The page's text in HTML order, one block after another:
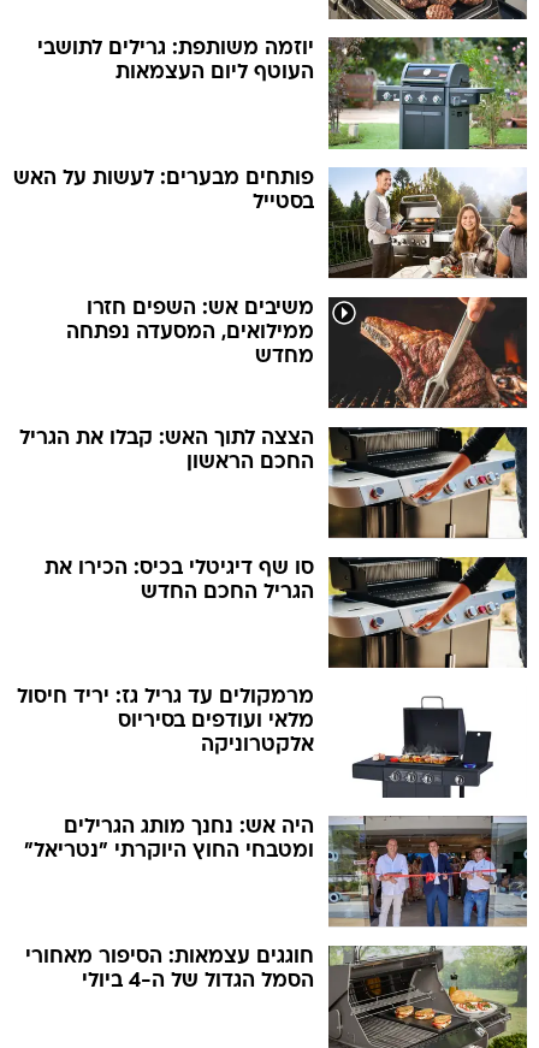
יוזמה משותפת: גרילים לתושבי
העוטף ליום העצמאות
פותחים מבערים: לעשות על האש
בסטייל
משיבים אש: השפים חזרו
ממילואים, המסעדה נפתחה
מחדש
הצצה לתוך האש: קבלו את הגריל
החכם הראשון
סו שף דיגיטלי בכיס: הכירו את
הגריל החכם החדש
מרמקולים עד גריל גז: יריד חיסול
מלאי ועודפים בסיריוס
אלקטרוניקה
היה אש: נחנך מותג הגרילים
ומטבחי החוץ היוקרתי "נטריאל"
חוגגים עצמאות: הסיפור מאחורי
הסמל הגדול של ה-4 ביולי